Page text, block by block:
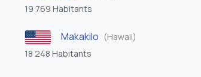
19 769 Habitants
Makakilo (Hawaii)
18 248 Habitants